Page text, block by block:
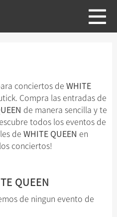
conciertos de WHITE
Compra las entradas de
de manera sencilla y te
todos los eventos de
de WHITE QUEEN en
conciertos!
QUEEN
de ningun evento de